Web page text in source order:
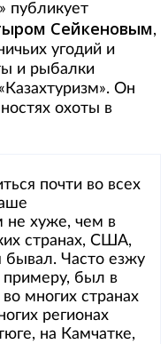
публикует
Сейкеновым,
угодий и
и рыбалки
Он
охоты в
почти во всех
не хуже, чем в
странах, США,
бывал. Часто езжу
примеру, был в
многих странах
регионах
на Камчатке,